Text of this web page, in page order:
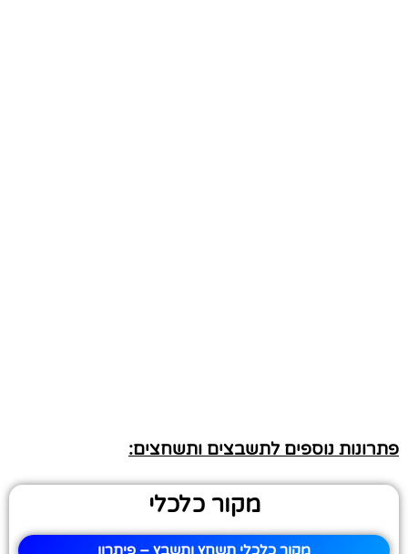
פתרונות נוספים לתשבצים ותשחצים:
מקור כלכלי
מקור כלכלי תשחץ ותשבץ – פיתרון